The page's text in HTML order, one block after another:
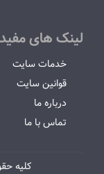
لینک های مفید
خدمات سایت
قوانین سایت
درباره ما
تماس با ما
کلیه